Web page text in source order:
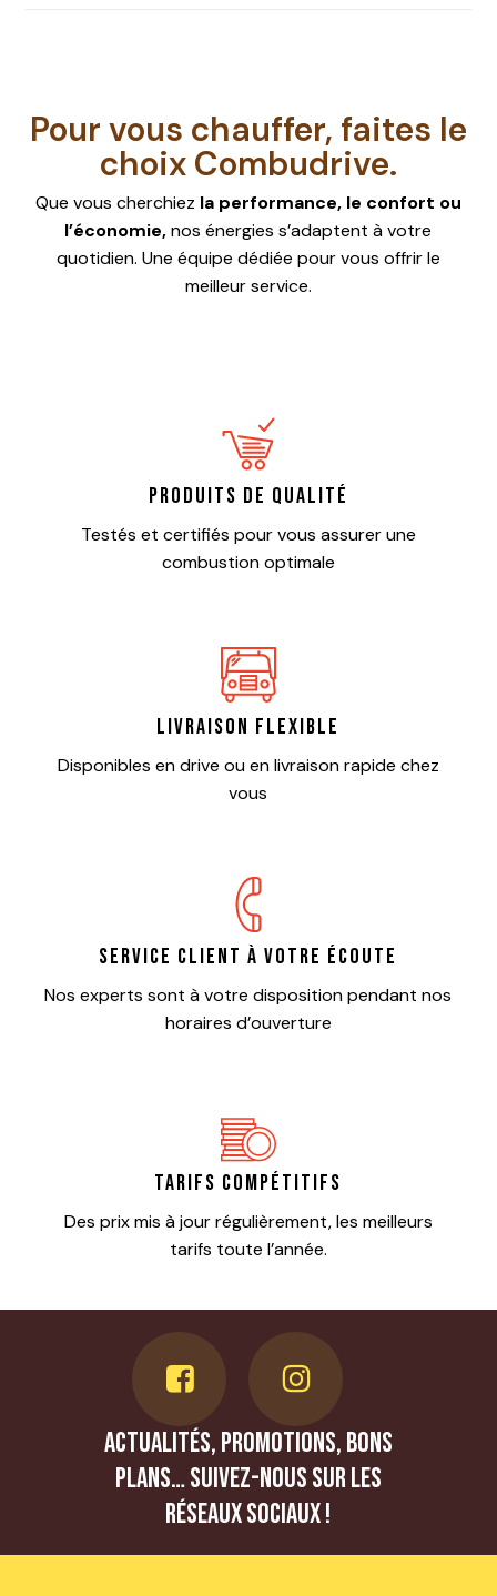
demande spécifique. Vous pouvez
également vous rendre enpoint de vente
commander sur place.
Pour vous chauffer, faites le
choix Combudrive.
Que vous cherchiez la performance, le confort ou
l’économie,nos énergies s’adaptent à votre
quotidien. Une équipe dédiée pour vous offrir le
meilleur service.
Produits de qualité
Testés et certifiés pour vous assurer une
combustion optimale
Livraison flexible
Disponibles en drive ou en livraison rapide chez
vous
Service client à votre écoute
Nos experts sont à votre disposition pendant nos
horaires d’ouverture
Tarifs compétitifs
Des prix mis à jour régulièrement, les meilleurs
tarifs toute l’année.
Actualités, promotions, bons
plans… Suivez-nous sur les
réseaux sociaux !